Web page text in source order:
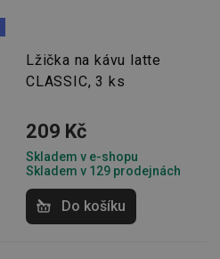
Lžička na kávu latte
CLASSIC, 3 ks
209 Kč
Skladem v e-shopu
Skladem v 129 prodejnách
Do košíku